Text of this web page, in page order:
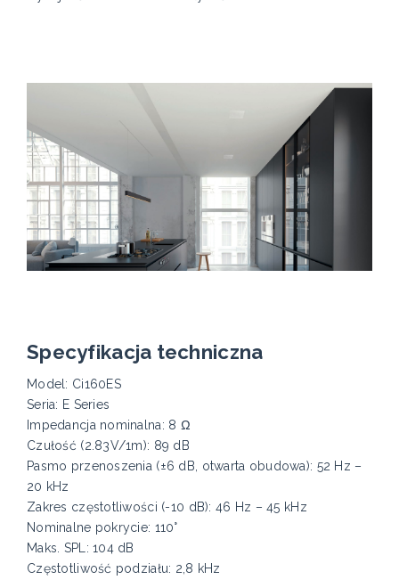
Specyfikacja techniczna
Model: Ci160ES
Seria: E Series
Impedancja nominalna: 8 Ω
Czułość (2.83V/1m): 89 dB
Pasmo przenoszenia (±6 dB, otwarta obudowa): 52 Hz –
20 kHz
Zakres częstotliwości (-10 dB): 46 Hz – 45 kHz
Nominalne pokrycie: 110°
Maks. SPL: 104 dB
Częstotliwość podziału: 2,8 kHz